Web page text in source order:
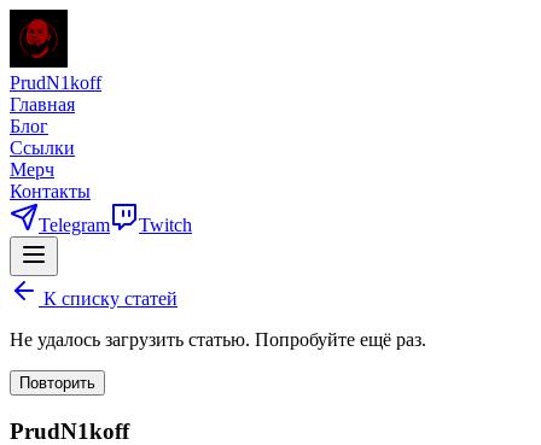
PrudN1koff
Главная
Блог
Ссылки
Мерч
Контакты
Telegram
Twitch
К списку статей
Не удалось загрузить статью. Попробуйте ещё раз.
Повторить
PrudN1koff